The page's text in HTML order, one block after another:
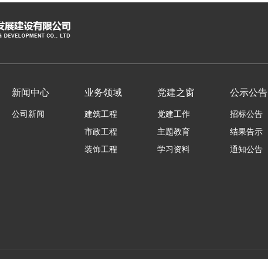
新闻中心
公司新闻
业务领域
建筑工程
市政工程
装饰工程
党建之窗
党建工作
主题教育
学习资料
公示公告
招标公告
结果告示
通知公告